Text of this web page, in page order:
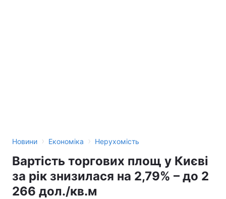
Новини › Економіка › Нерухомість
Вартість торгових площ у Києві
за рік знизилася на 2,79% – до 2
266 дол./кв.м